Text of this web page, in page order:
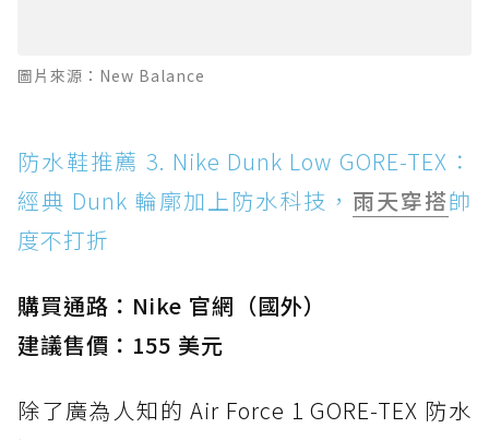
圖片來源：New Balance
防水鞋推薦 3. Nike Dunk Low GORE-TEX：
經典 Dunk 輪廓加上防水科技， 雨天穿搭帥
度不打折
購買通路：Nike 官網（國外）
建議售價：155 美元
除了廣為人知的 Air Force 1 GORE-TEX 防水